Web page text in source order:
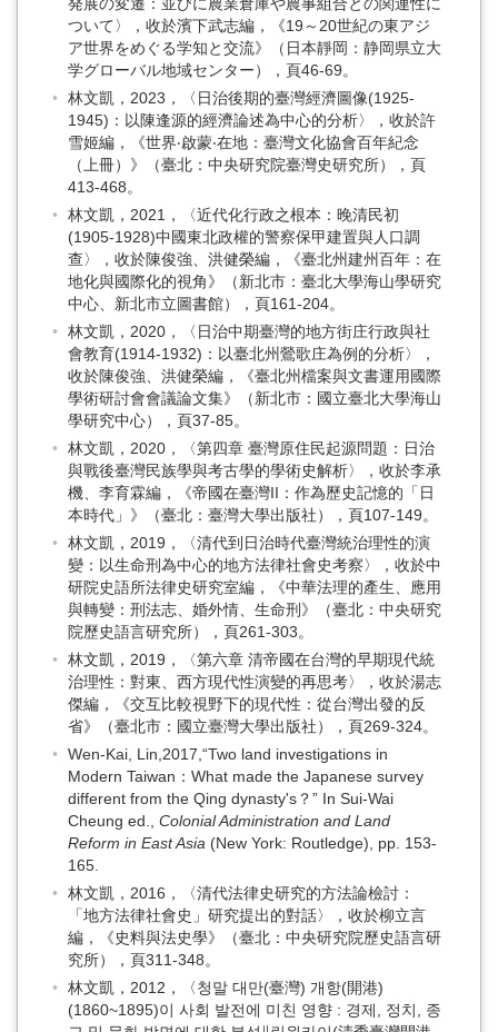
ついて〉，收於濱下武志編，《19～20世紀の東アジ
ア世界をめぐる学知と交流》（日本靜岡：静岡県立大
学グローバル地域センター），頁46-69。
林文凱，2023，〈日治後期的臺灣經濟圖像(1925-
1945)：以陳逢源的經濟論述為中心的分析〉，收於許
雪姬編，《世界‧啟蒙‧在地：臺灣文化協會百年紀念
（上冊）》（臺北：中央研究院臺灣史研究所），頁
413-468。
林文凱，2021，〈近代化行政之根本：晚清民初
(1905-1928)中國東北政權的警察保甲建置與人口調
查〉，收於陳俊強、洪健榮編，《臺北州建州百年：在
地化與國際化的視角》（新北市：臺北大學海山學研究
中心、新北市立圖書館），頁161-204。
林文凱，2020，〈日治中期臺灣的地方街庄行政與社
會教育(1914-1932)：以臺北州鶯歌庄為例的分析〉，
收於陳俊強、洪健榮編，《臺北州檔案與文書運用國際
學術研討會會議論文集》（新北市：國立臺北大學海山
學研究中心），頁37-85。
林文凱，2020，〈第四章 臺灣原住民起源問題：日治
與戰後臺灣民族學與考古學的學術史解析〉，收於李承
機、李育霖編，《帝國在臺灣II：作為歷史記憶的「日
本時代」》（臺北：臺灣大學出版社），頁107-149。
林文凱，2019，〈清代到日治時代臺灣統治理性的演
變：以生命刑為中心的地方法律社會史考察〉，收於中
研院史語所法律史研究室編，《中華法理的產生、應用
與轉變：刑法志、婚外情、生命刑》（臺北：中央研究
院歷史語言研究所），頁261-303。
林文凱，2019，〈第六章 清帝國在台灣的早期現代統
治理性：對東、西方現代性演變的再思考〉，收於湯志
傑編，《交互比較視野下的現代性：從台灣出發的反
省》（臺北市：國立臺灣大學出版社），頁269-324。
Wen-Kai, Lin,2017,“Two land investigations in
Modern Taiwan：What made the Japanese survey
different from the Qing dynasty's？” In Sui-Wai
Cheung ed., Colonial Administration and Land
Reform in East Asia (New York: Routledge), pp. 153-
165.
林文凱，2016，〈清代法律史研究的方法論檢討：
「地方法律社會史」研究提出的對話〉，收於柳立言
編，《史料與法史學》（臺北：中央研究院歷史語言研
究所），頁311-348。
林文凱，2012，〈청말 대만(臺灣) 개항(開港)
(1860~1895)이 사회 발전에 미친 영향 : 경제, 정치, 종